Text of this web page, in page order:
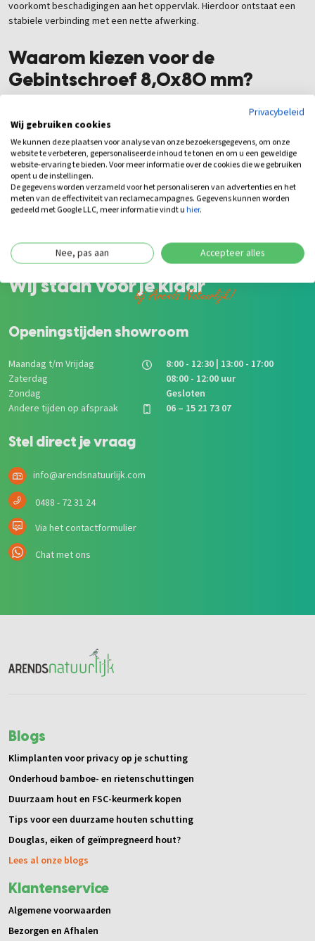
voorkomt beschadigingen aan het oppervlak. Hierdoor ontstaat een
stabiele verbinding met een nette afwerking.
Waarom kiezen voor de
Gebintschroef 8,0x80 mm?
Hoge corrosiebestendigheid
Geschikt voor buitenconstructies
Brede tellerkop voor optimale drukverdeling
Torx-aandrijving voor snelle montage
Perfect voor kastanje- en robiniahout
Wij staan voor je klaar
bij Arends Natuurlijk!
Openingstijden showroom
Maandag t/m Vrijdag
8:00 - 12:30 | 13:00 - 17:00
Zaterdag
08:00 - 12:00 uur
Zondag
Gesloten
Andere tijden op afspraak
06 – 15 21 73 07
Stel direct je vraag
info@arendsnatuurlijk.com
0488 - 72 31 24
Via het contactformulier
Chat met ons
Blogs
Klimplanten voor privacy op je schutting
Onderhoud bamboe- en rietenschuttingen
Duurzaam hout en FSC-keurmerk kopen
Tips voor een duurzame houten schutting
Douglas, eiken of geïmpregneerd hout?
Lees al onze blogs
Klantenservice
Algemene voorwaarden
Bezorgen en Afhalen
Privacybeleid
Wij gebruiken cookies
We kunnen deze plaatsen voor analyse van onze bezoekersgegevens, om onze
website te verbeteren, gepersonaliseerde inhoud te tonen en om u een geweldige
website-ervaring te bieden. Voor meer informatie over de cookies die we gebruiken
opent u de instellingen.
De gegevens worden verzameld voor het personaliseren van advertenties en het
meten van de effectiviteit van reclamecampagnes. Gegevens kunnen worden
gedeeld met Google LLC, meer informatie vindt uhier.
Nee, pas aan Accepteer alles